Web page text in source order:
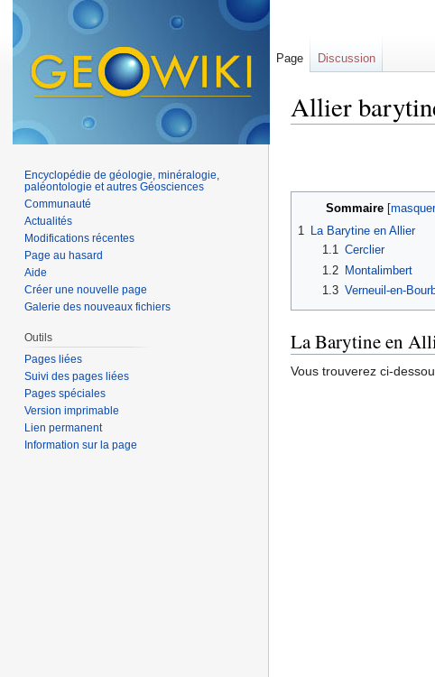
Allier
Sommaire masquer
1 La Barytine en Allier
1.1 Cerclier
1.2
Montalimbert
1.3 Verneuil-en-
La Barytine en
Vous trouverez ci-
Page Discussion
Encyclopédie de géologie, minéralogie,
paléontologie et autres Géosciences
Communauté
Actualités
Modifications récentes
Page au hasard
Aide
Créer une nouvelle page
Galerie des nouveaux fichiers
Outils
Pages liées
Suivi des pages liées
Pages spéciales
Version imprimable
Lien permanent
Information sur la page